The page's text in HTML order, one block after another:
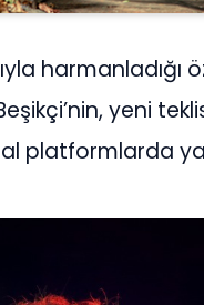
harmanladığı
yeni
platformlarda